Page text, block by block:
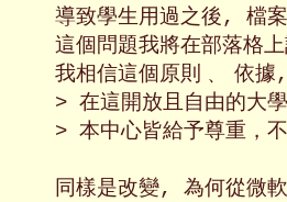
導致學生用過之後, 檔
這個問題我將在部落格
我相信這個原則﹑ 依
> 在這開放且自由的大
> 本中心皆給予尊重，
同樣是改變, 為何從微